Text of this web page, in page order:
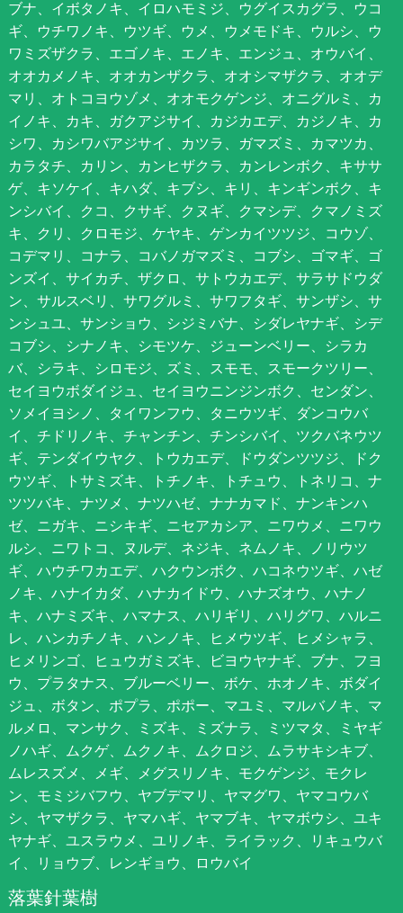
ブナ、イボタノキ、イロハモミジ、ウグイスカグラ、ウコ
ギ、ウチワノキ、ウツギ、ウメ、ウメモドキ、ウルシ、ウ
ワミズザクラ、エゴノキ、エノキ、エンジュ、オウバイ、
オオカメノキ、オオカンザクラ、オオシマザクラ、オオデ
マリ、オトコヨウゾメ、オオモクゲンジ、オニグルミ、カ
イノキ、カキ、ガクアジサイ、カジカエデ、カジノキ、カ
シワ、カシワバアジサイ、カツラ、ガマズミ、カマツカ、
カラタチ、カリン、カンヒザクラ、カンレンボク、キササ
ゲ、キソケイ、キハダ、キブシ、キリ、キンギンボク、キ
ンシバイ、クコ、クサギ、クヌギ、クマシデ、クマノミズ
キ、クリ、クロモジ、ケヤキ、ゲンカイツツジ、コウゾ、
コデマリ、コナラ、コバノガマズミ、コブシ、ゴマギ、ゴ
ンズイ、サイカチ、ザクロ、サトウカエデ、サラサドウダ
ン、サルスベリ、サワグルミ、サワフタギ、サンザシ、サ
ンシュユ、サンショウ、シジミバナ、シダレヤナギ、シデ
コブシ、シナノキ、シモツケ、ジューンベリー、シラカ
バ、シラキ、シロモジ、ズミ、スモモ、スモークツリー、
セイヨウボダイジュ、セイヨウニンジンボク、センダン、
ソメイヨシノ、タイワンフウ、タニウツギ、ダンコウバ
イ、チドリノキ、チャンチン、チンシバイ、ツクバネウツ
ギ、テンダイウヤク、トウカエデ、ドウダンツツジ、ドク
ウツギ、トサミズキ、トチノキ、トチュウ、トネリコ、ナ
ツツバキ、ナツメ、ナツハゼ、ナナカマド、ナンキンハ
ゼ、ニガキ、ニシキギ、ニセアカシア、ニワウメ、ニワウ
ルシ、ニワトコ、ヌルデ、ネジキ、ネムノキ、ノリウツ
ギ、ハウチワカエデ、ハクウンボク、ハコネウツギ、ハゼ
ノキ、ハナイカダ、ハナカイドウ、ハナズオウ、ハナノ
キ、ハナミズキ、ハマナス、ハリギリ、ハリグワ、ハルニ
レ、ハンカチノキ、ハンノキ、ヒメウツギ、ヒメシャラ、
ヒメリンゴ、ヒュウガミズキ、ビヨウヤナギ、ブナ、フヨ
ウ、プラタナス、ブルーベリー、ボケ、ホオノキ、ボダイ
ジュ、ボタン、ポプラ、ポポー、マユミ、マルバノキ、マ
ルメロ、マンサク、ミズキ、ミズナラ、ミツマタ、ミヤギ
ノハギ、ムクゲ、ムクノキ、ムクロジ、ムラサキシキブ、
ムレスズメ、メギ、メグスリノキ、モクゲンジ、モクレ
ン、モミジバフウ、ヤブデマリ、ヤマグワ、ヤマコウバ
シ、ヤマザクラ、ヤマハギ、ヤマブキ、ヤマボウシ、ユキ
ヤナギ、ユスラウメ、ユリノキ、ライラック、リキュウバ
イ、リョウブ、レンギョウ、ロウバイ
落葉針葉樹